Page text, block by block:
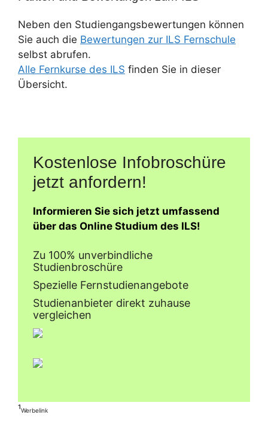
Neben den Studiengangsbewertungen können
Sie auch die Bewertungen zur ILS Fernschule
selbst abrufen.
Alle Fernkurse des ILS finden Sie in dieser
Übersicht.
Kostenlose Infobroschüre
jetzt anfordern!
Informieren Sie sich jetzt umfassend
über das Online Studium des ILS!
Zu 100% unverbindliche
Studienbroschüre
Spezielle Fernstudienangebote
Studienanbieter direkt zuhause
vergleichen
¹Werbelink